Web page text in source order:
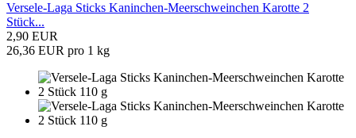
Versele-Laga Sticks Kaninchen-Meerschweinchen Karotte 2
Stück...
2,90 EUR
26,36 EUR pro 1 kg